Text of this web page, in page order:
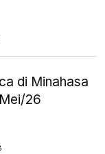
di Minahasa
26